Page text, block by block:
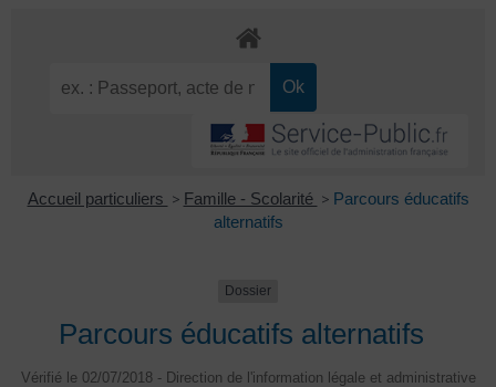
Accueil particuliers > Famille - Scolarité > Parcours éducatifs
alternatifs
Dossier
Parcours éducatifs alternatifs
Vérifié le 02/07/2018 - Direction de l'information légale et administrative